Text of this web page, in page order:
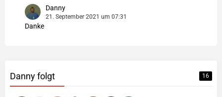
Danny
21. September 2021 um 07:31
Danke
Danny folgt 16